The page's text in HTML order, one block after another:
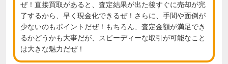
ぜ！直接買取があると、査定結果が出た後すぐに売却が完
了するから、早く現金化できるぜ！さらに、手間や面倒が
少ないのもポイントだぜ！もちろん、査定金額が満足でき
るかどうかも大事だが、スピーディーな取引が可能なこと
は大きな魅力だぜ！